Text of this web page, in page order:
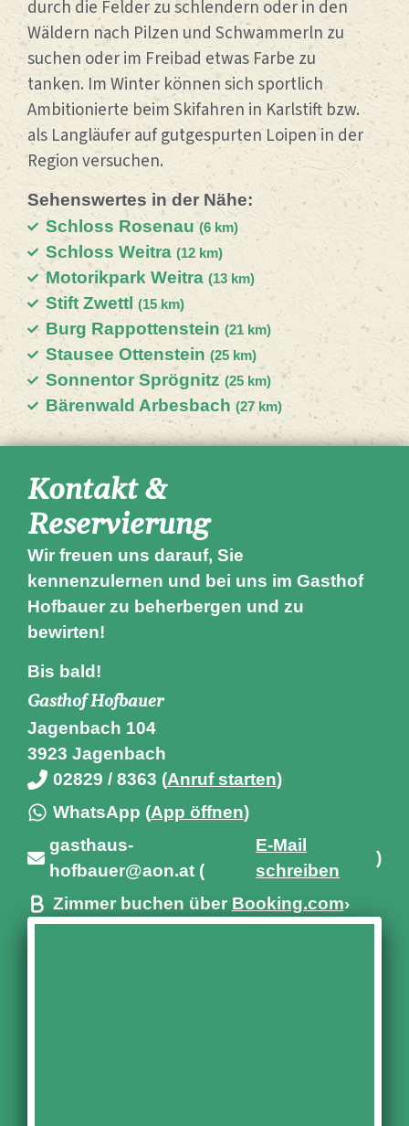
durch die Felder zu schlendern oder in den
Wäldern nach Pilzen und Schwammerln zu
suchen oder im Freibad etwas Farbe zu
tanken. Im Winter können sich sportlich
Ambitionierte beim Skifahren in Karlstift bzw.
als Langläufer auf gutgespurten Loipen in der
Region versuchen.
Sehenswertes in der Nähe:
Schloss Rosenau (6 km)
Schloss Weitra (12 km)
Motorikpark Weitra (13 km)
Stift Zwettl (15 km)
Burg Rappottenstein (21 km)
Stausee Ottenstein (25 km)
Sonnentor Sprögnitz (25 km)
Bärenwald Arbesbach (27 km)
Kontakt &
Reservierung
Wir freuen uns darauf, Sie
kennenzulernen und bei uns im Gasthof
Hofbauer zu beherbergen und zu
bewirten!
Bis bald!
Gasthof Hofbauer
Jagenbach 104
3923 Jagenbach
02829 / 8363 ­(Anruf starten)
WhatsApp ­(App öffnen)
gasthaus-
hofbauer@aon.at ­(
E-Mail
schreiben
)
Zimmer buchen über Booking.com›